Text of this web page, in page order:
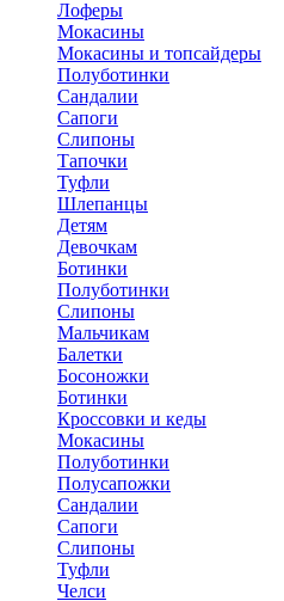
Лоферы
Мокасины
Мокасины и топсайдеры
Полуботинки
Сандалии
Сапоги
Слипоны
Тапочки
Туфли
Шлепанцы
Детям
Девочкам
Ботинки
Полуботинки
Слипоны
Мальчикам
Балетки
Босоножки
Ботинки
Кроссовки и кеды
Мокасины
Полуботинки
Полусапожки
Сандалии
Сапоги
Слипоны
Туфли
Челси